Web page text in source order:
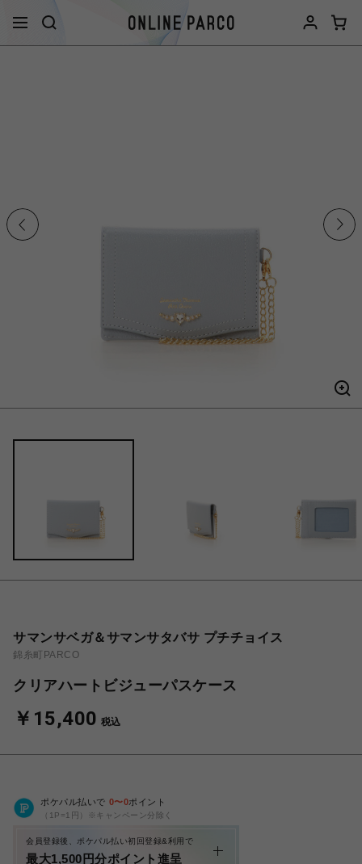
サマンサベガ＆サマンサタバサ プチチョイス
錦糸町PARCO
クリアハートビジューパスケース
￥15,400 税込
ポケパル払いで 0〜0ポイント
（1P=1円）※キャンペーン分除く
会員登録後、ポケパル払い初回登録&利用で
最大1,500円分ポイント進呈